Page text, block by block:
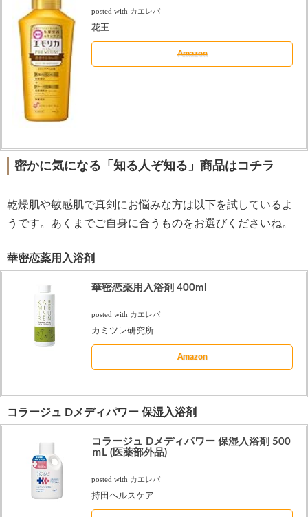
posted with カエレバ
花王
Amazon
密かに気になる「知る人ぞ知る」商品はコチラ
乾燥肌や敏感肌で真剣にお悩みな方は以下を試しているよ
うです。あくまでご自身に合うものをお選びくださいね。
華密恋薬用入浴剤
華密恋薬用入浴剤 400ml
posted with カエレバ
カミツレ研究所
Amazon
コラージュ Dメディパワー 保湿入浴剤
コラージュ Dメディパワー 保湿入浴剤 500
ｍL (医薬部外品)
posted with カエレバ
持田ヘルスケア